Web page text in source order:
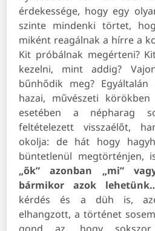
érdekessége, hogy egy
szinte mindenki törtet,
miként reagálnak a hírre a
Kit próbálnak megérteni?
kezelni, mint addig?
bűnhődik meg?
hazai, művészeti
esetében a népharag
feltételezett visszaélőt,
okolja: de hát hogy
büntetlenül megtörténjen,
„ők” azonban „mi”
bármikor azok
kérdés és a düh is,
elhangzott, a történet